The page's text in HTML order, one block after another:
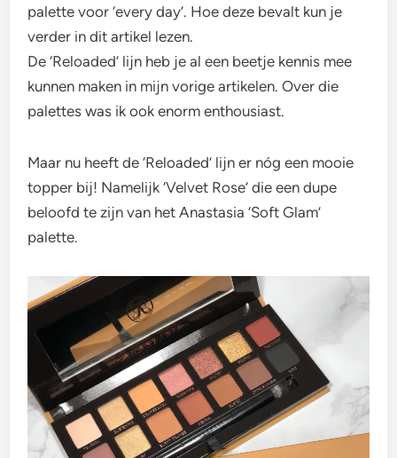
palette voor ‘every day’. Hoe deze bevalt kun je
verder in dit artikel lezen.
De ‘Reloaded’ lijn heb je al een beetje kennis mee
kunnen maken in mijn vorige artikelen. Over die
palettes was ik ook enorm enthousiast.
Maar nu heeft de ‘Reloaded’ lijn er nóg een mooie
topper bij! Namelijk ‘Velvet Rose’ die een dupe
beloofd te zijn van het Anastasia ‘Soft Glam’
palette.